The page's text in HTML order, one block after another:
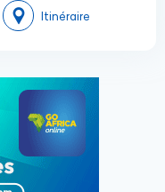
Itinéraire